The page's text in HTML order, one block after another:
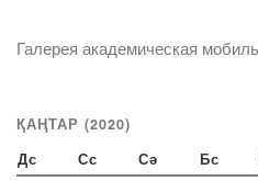
Галерея академическая
ҚАҢТАР (2020)
Дс Сс Сә Бс